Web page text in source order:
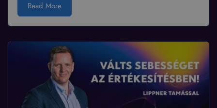
Read More